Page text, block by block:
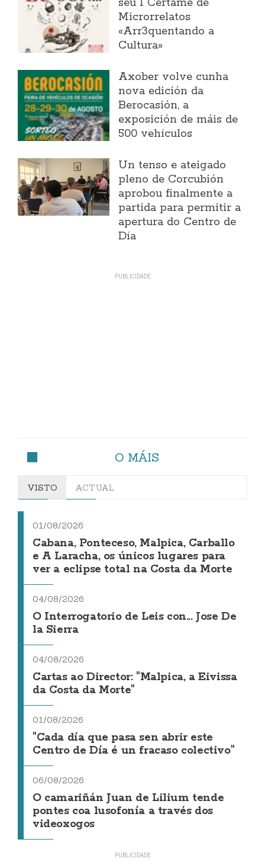
seu I Certame de
Microrrelatos
«Arr3quentando a
Cultura»
Axober volve cunha
nova edición da
Berocasión, a
exposición de máis de
500 vehículos
Un tenso e ateigado
pleno de Corcubión
aprobou finalmente a
partida para permitir a
apertura do Centro de
Día
O MÁIS
VISTO ACTUAL
01/08/2026
Cabana, Ponteceso, Malpica, Carballo
e A Laracha, os únicos lugares para
ver a eclipse total na Costa da Morte
04/08/2026
O Interrogatorio de Leis con... Jose De
la Sierra
04/08/2026
Cartas ao Director: "Malpica, a Eivissa
da Costa da Morte"
01/08/2026
"Cada día que pasa sen abrir este
Centro de Día é un fracaso colectivo"
06/08/2026
O camariñán Juan de Lilium tende
pontes coa lusofonía a través dos
videoxogos